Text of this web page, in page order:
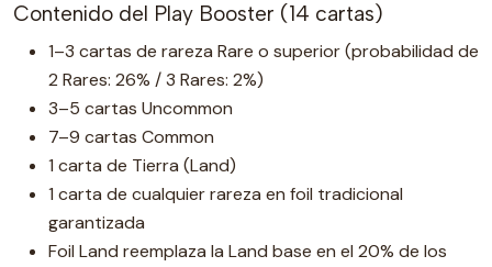
Contenido del Play Booster (14 cartas)
1–3 cartas de rareza Rare o superior (probabilidad de
2 Rares: 26% / 3 Rares: 2%)
3–5 cartas Uncommon
7–9 cartas Common
1 carta de Tierra (Land)
1 carta de cualquier rareza en foil tradicional
garantizada
Foil Land reemplaza la Land base en el 20% de los